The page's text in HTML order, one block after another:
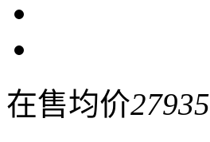
在售均价27935